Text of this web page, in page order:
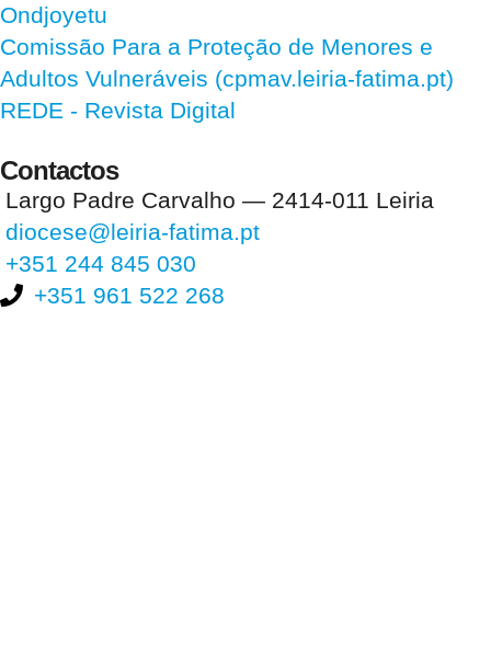
Ondjoyetu
Comissão Para a Proteção de Menores e
Adultos Vulneráveis (cpmav.leiria-fatima.pt)
REDE - Revista Digital
Contactos
Largo Padre Carvalho — 2414-011 Leiria
diocese@leiria-fatima.pt
+351 244 845 030
+351 961 522 268